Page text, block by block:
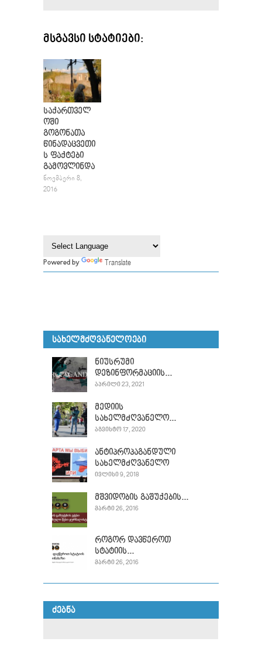
ᲛᲡᲒᲐᲕᲡᲘ ᲡᲢᲐᲢᲘᲔᲑᲘ:
საქართველ
ოში
გოგონათა
წინადაცვეთი
ს ფაქტები
გამოვლინდა
ᲜᲝᲔᲛᲑᲔᲠᲘ 8,
2016
Powered by Translate
ᲡᲐᲮᲔᲚᲛᲫᲦᲕᲐᲜᲔᲚᲝᲔᲑᲘ
ნიუსრუმი
დეზინფორმაციის...
ᲐᲞᲠᲘᲚᲘ 23, 2021
მედიის
სახელმძღვანელო...
ᲐᲒᲕᲘᲡᲢᲝ 17, 2020
ანტიპროპაგანდული
სახელმძღვანელო
ᲘᲕᲚᲘᲡᲘ 9, 2018
მშვიდობის გაშუქების...
ᲛᲐᲠᲢᲘ 26, 2016
როგორ დავწეროთ
სტატიის...
ᲛᲐᲠᲢᲘ 26, 2016
ᲫᲔᲑᲜᲐ